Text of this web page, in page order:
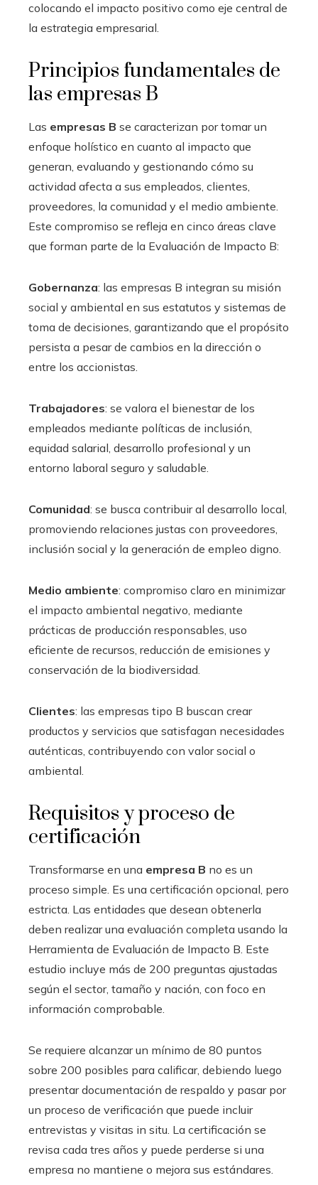
colocando el impacto positivo como eje central de
la estrategia empresarial.
Principios fundamentales de
las empresas B
Las empresas B se caracterizan por tomar un
enfoque holístico en cuanto al impacto que
generan, evaluando y gestionando cómo su
actividad afecta a sus empleados, clientes,
proveedores, la comunidad y el medio ambiente.
Este compromiso se refleja en cinco áreas clave
que forman parte de la Evaluación de Impacto B:
Gobernanza: las empresas B integran su misión
social y ambiental en sus estatutos y sistemas de
toma de decisiones, garantizando que el propósito
persista a pesar de cambios en la dirección o
entre los accionistas.
Trabajadores: se valora el bienestar de los
empleados mediante políticas de inclusión,
equidad salarial, desarrollo profesional y un
entorno laboral seguro y saludable.
Comunidad: se busca contribuir al desarrollo local,
promoviendo relaciones justas con proveedores,
inclusión social y la generación de empleo digno.
Medio ambiente: compromiso claro en minimizar
el impacto ambiental negativo, mediante
prácticas de producción responsables, uso
eficiente de recursos, reducción de emisiones y
conservación de la biodiversidad.
Clientes: las empresas tipo B buscan crear
productos y servicios que satisfagan necesidades
auténticas, contribuyendo con valor social o
ambiental.
Requisitos y proceso de
certificación
Transformarse en una empresa B no es un
proceso simple. Es una certificación opcional, pero
estricta. Las entidades que desean obtenerla
deben realizar una evaluación completa usando la
Herramienta de Evaluación de Impacto B. Este
estudio incluye más de 200 preguntas ajustadas
según el sector, tamaño y nación, con foco en
información comprobable.
Se requiere alcanzar un mínimo de 80 puntos
sobre 200 posibles para calificar, debiendo luego
presentar documentación de respaldo y pasar por
un proceso de verificación que puede incluir
entrevistas y visitas in situ. La certificación se
revisa cada tres años y puede perderse si una
empresa no mantiene o mejora sus estándares.